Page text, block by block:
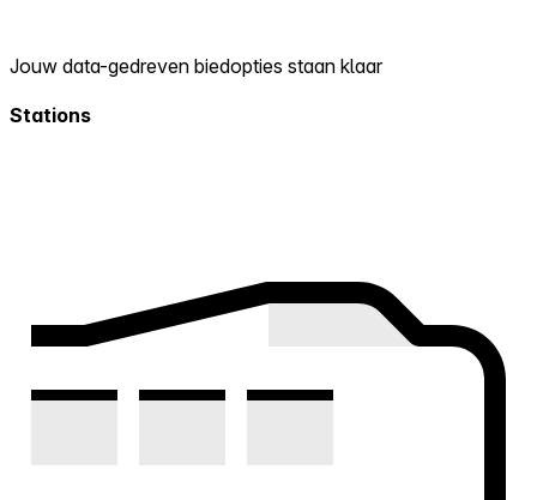
Jouw data-gedreven biedopties staan klaar
Stations